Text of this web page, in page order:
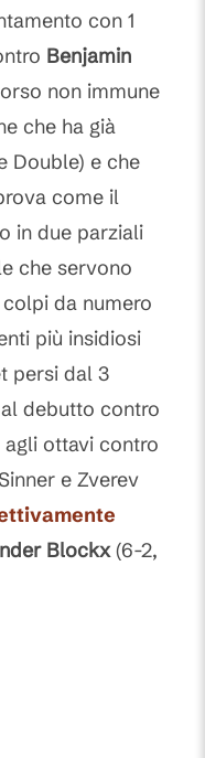
con 1
Benjamin
non immune
che ha già
Double) e che
come il
in due parziali
che servono
da numero
più insidiosi
persi dal 3
debutto contro
ottavi contro
e Zverev
Blockx(6-2,